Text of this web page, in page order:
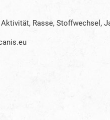
Rasse, Stoffwechsel,